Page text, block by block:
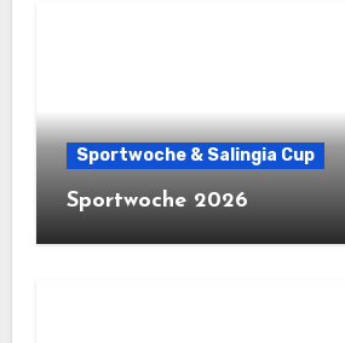
Sportwoche & Salingia Cup
Sportwoche 2026